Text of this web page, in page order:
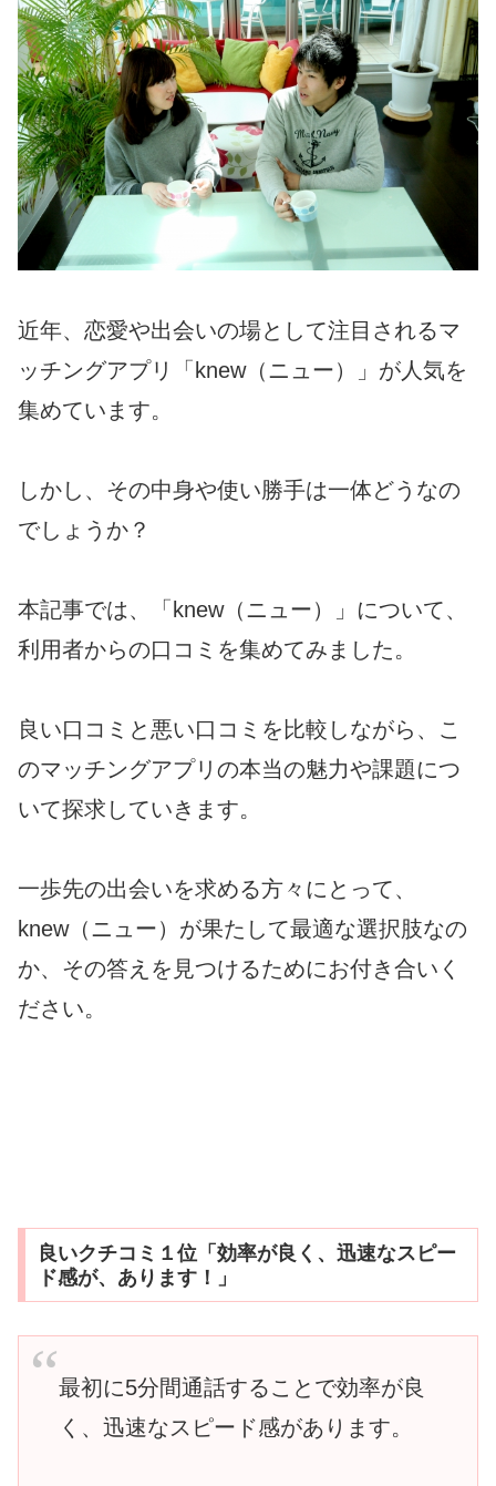
近年、恋愛や出会いの場として注目されるマ
ッチングアプリ「knew（ニュー）」が人気を
集めています。
しかし、その中身や使い勝手は一体どうなの
でしょうか？
本記事では、「knew（ニュー）」について、
利用者からの口コミを集めてみました。
良い口コミと悪い口コミを比較しながら、こ
のマッチングアプリの本当の魅力や課題につ
いて探求していきます。
一歩先の出会いを求める方々にとって、
knew（ニュー）が果たして最適な選択肢なの
か、その答えを見つけるためにお付き合いく
ださい。
良いクチコミ１位「効率が良く、迅速なスピー
ド感が、あります！」
最初に5分間通話することで効率が良
く、迅速なスピード感があります。